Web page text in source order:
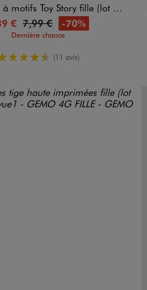
Toy Story fille (lot de 3) - Disney
€ 7,99 € -70%
Dernière chance
4.5/5 de moyenne
(11 avis)